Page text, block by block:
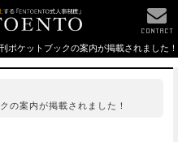
ポケットブックの案内が掲載されました！
の案内が掲載されました！
CONTACT